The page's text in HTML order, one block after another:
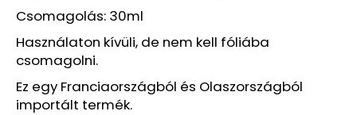
Csomagolás: 30ml
Használaton kívüli, de nem kell fóliába
csomagolni.
Ez egy Franciaországból és Olaszországból
importált termék.